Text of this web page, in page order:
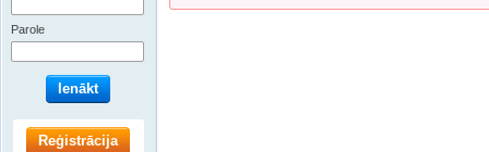
Parole
Ienākt
Reģistrācija